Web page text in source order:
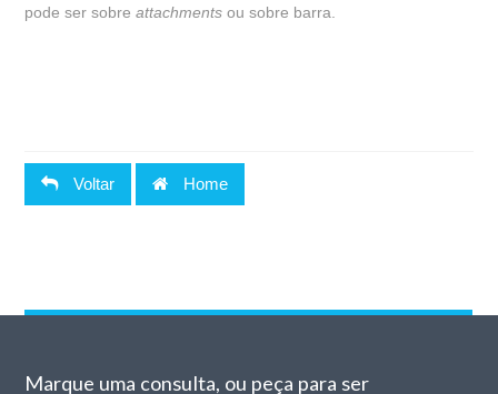
pode ser sobreattachments ou sobre barra.
Voltar Home
Marque uma consulta, ou peça para ser